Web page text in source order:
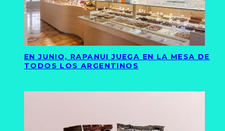
EN JUNIO, RAPANUI JUEGA EN LA MESA DE
TODOS LOS ARGENTINOS